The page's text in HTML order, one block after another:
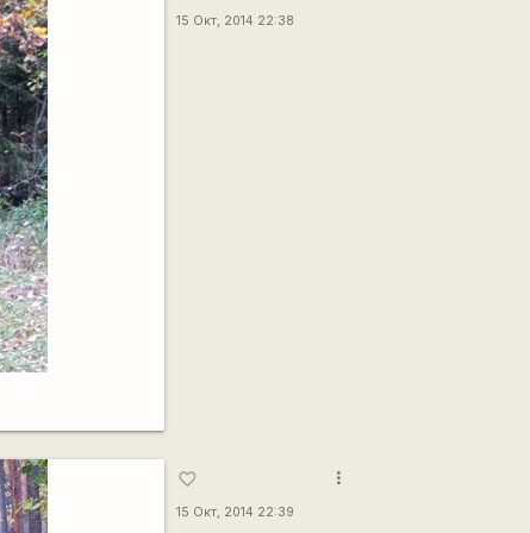
15 Окт, 2014 22:38
favorite_border
15 Окт, 2014 22:39
more_vert